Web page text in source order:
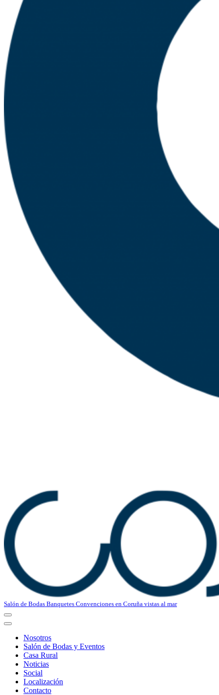
Salón de Bodas Banquetes Convenciones en Coruña vistas al mar
Menú
de
Menú
navegación
Nosotros
Salón de Bodas y Eventos
Casa Rural
Noticias
Social
Localización
Contacto